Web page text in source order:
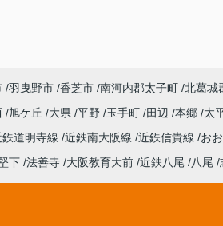
羽曳野市 香芝市 南河内郡太子町 北葛城
旭ケ丘 大県 平野 玉手町 田辺 本郷 太
鉄道明寺線 近鉄南大阪線 近鉄信貴線 お
下 法善寺 大阪教育大前 近鉄八尾 八尾